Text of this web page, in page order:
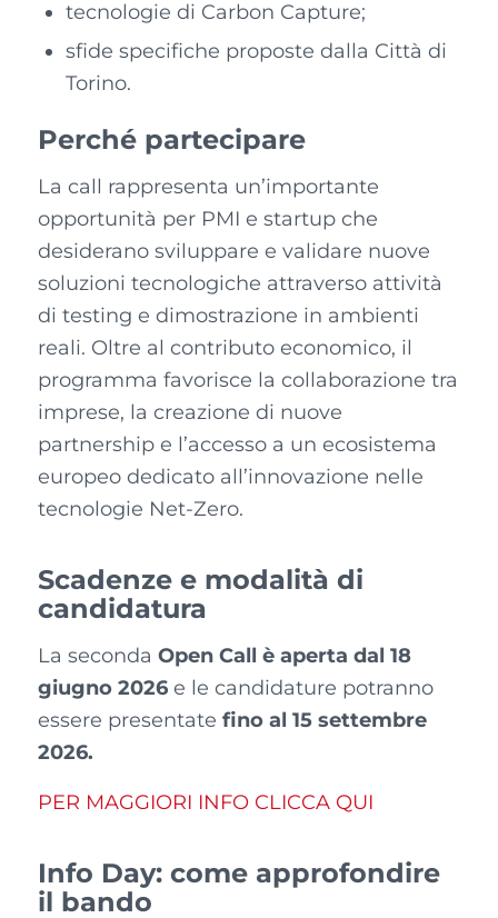
tecnologie di Carbon Capture;
sfide specifiche proposte dalla Città di
Torino.
Perché partecipare
La call rappresenta un’importante
opportunità per PMI e startup che
desiderano sviluppare e validare nuove
soluzioni tecnologiche attraverso attività
di testing e dimostrazione in ambienti
reali. Oltre al contributo economico, il
programma favorisce la collaborazione tra
imprese, la creazione di nuove
partnership e l’accesso a un ecosistema
europeo dedicato all’innovazione nelle
tecnologie Net-Zero.
Scadenze e modalità di
candidatura
La seconda Open Call è aperta dal 18
giugno 2026e le candidature potranno
essere presentate fino al 15 settembre
2026.
PER MAGGIORI INFO CLICCA QUI
Info Day: come approfondire
il bando